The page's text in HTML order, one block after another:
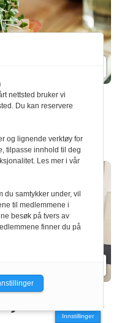
fjerner gift­
Innstillinger
nettsted bruker vi
Du kan reservere
og lignende verktøy for
tilpasse innhold til deg
Les mer i vår
du samtykker under, vil
til medlemmene i
besøk på tvers av
finner du på